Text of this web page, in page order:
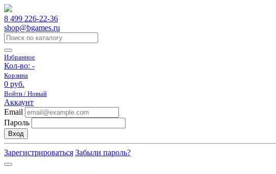
8 499 226-22-36
shop@bgames.ru
Избранное
Кол-во: -
Корзина
0 руб.
Войти / Новый
Аккаунт
Email
Пароль
Вход
Зарегистрироваться Забыли пароль?